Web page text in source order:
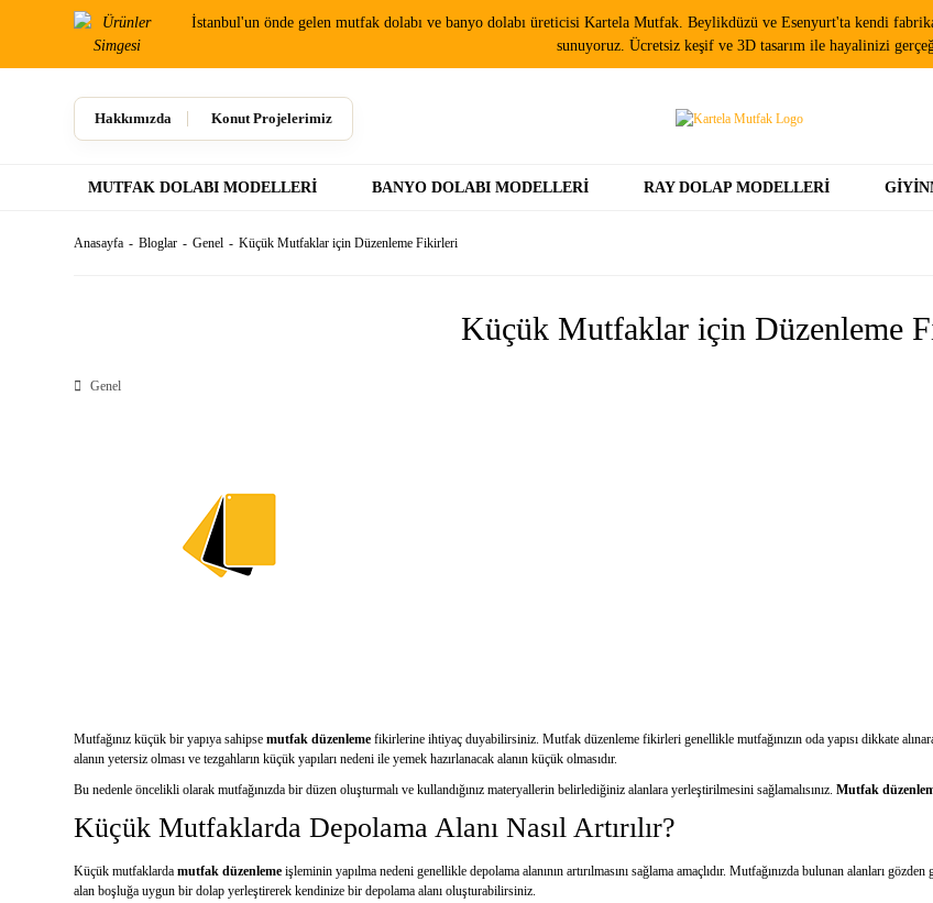
İstanbul'un önde gelen mutfak dolabı ve banyo dolabı üreticisi Kartela Mutfak. Beylikdüzü ve Esenyurt'ta kendi
sunuyoruz. Ücretsiz keşif ve 3D tasarım ile hayalinizi
Hakkımızda Konut Projelerimiz
MUTFAK DOLABI MODELLERI BANYO DOLABI MODELLERI RAY DOLAP MODELLERI
Anasayfa Bloglar Genel Küçük Mutfaklar için Düzenleme Fikirleri
Küçük Mutfaklar için Düzenleme
Genel
Mutfağınız küçük bir yapıya sahipse mutfak düzenleme fikirlerine ihtiyaç duyabilirsiniz. Mutfak düzenleme fikirleri genellikle mutfağınızın oda yapısı dikkate
alanın yetersiz olması ve tezgahların küçük yapıları nedeni ile yemek hazırlanacak alanın küçük olmasıdır.
Bu nedenle öncelikli olarak mutfağınızda bir düzen oluşturmalı ve kullandığınız materyallerin belirlediğiniz alanlara yerleştirilmesini sağlamalısınız. Mutfak
Küçük Mutfaklarda Depolama Alanı Nasıl Artırılır?
Küçük mutfaklarda mutfak düzenleme işleminin yapılma nedeni genellikle depolama alanının artırılmasını sağlama amaçlıdır. Mutfağınızda bulunan alanları
alan boşluğa uygun bir dolap yerleştirerek kendinize bir depolama alanı oluşturabilirsiniz.